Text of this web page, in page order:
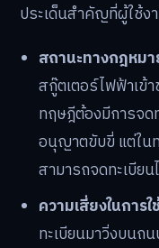
ประเด็นสำคัญที่ผู้ใช้ง
สถานะทางกฎหม
สกู๊ตเตอร์ไฟฟ้าเข้
ทฤษฎีต้องมีการจด
อนุญาตขับขี่ แต่ใน
สามารถจดทะเบีย
ความเสี่ยงในการใ
ทะเบียนมาวิ่งบนถ